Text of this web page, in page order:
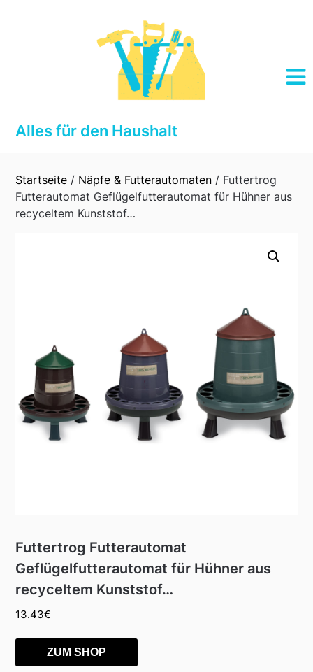
Alles für den Haushalt
Startseite / Näpfe & Futterautomaten / Futtertrog
Futterautomat Geflügelfutterautomat für Hühner aus
recyceltem Kunststof…
Futtertrog Futterautomat
Geflügelfutterautomat für Hühner aus
recyceltem Kunststof…
13.43€
ZUM SHOP